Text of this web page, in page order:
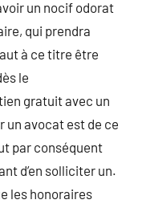
un nocif odorat
qui prendra
à ce titre être
le
gratuit avec un
avocat est de ce
par conséquent
d’en solliciter un.
les honoraires